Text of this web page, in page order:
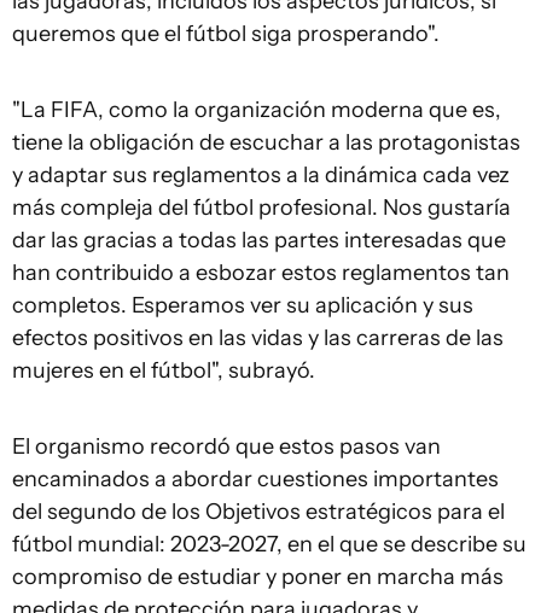
queremos que el fútbol siga prosperando".
"La FIFA, como la organización moderna que es,
tiene la obligación de escuchar a las protagonistas
y adaptar sus reglamentos a la dinámica cada vez
más compleja del fútbol profesional. Nos gustaría
dar las gracias a todas las partes interesadas que
han contribuido a esbozar estos reglamentos tan
completos. Esperamos ver su aplicación y sus
efectos positivos en las vidas y las carreras de las
mujeres en el fútbol", subrayó.
El organismo recordó que estos pasos van
encaminados a abordar cuestiones importantes
del segundo de los Objetivos estratégicos para el
fútbol mundial: 2023-2027, en el que se describe su
compromiso de estudiar y poner en marcha más